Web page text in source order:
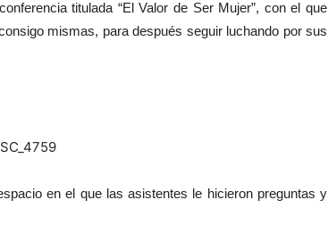
titulada “El Valor de Ser Mujer”, con el que
mismas, para después seguir luchando por sus
en el que las asistentes le hicieron preguntas y